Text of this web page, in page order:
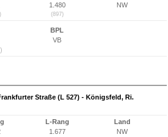
1.480
(897)
NW
BPL
VB
Straße (L 527) - Königsfeld, Ri.
L-Rang
1.677
Land
NW